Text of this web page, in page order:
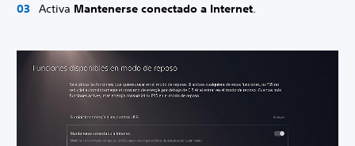
Activa Mantenerse conectado a Internet.